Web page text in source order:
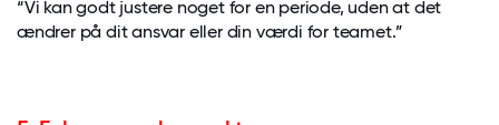
“Vi kan godt justere noget for en periode, uden at det
ændrer på dit ansvar eller din værdi for teamet.”